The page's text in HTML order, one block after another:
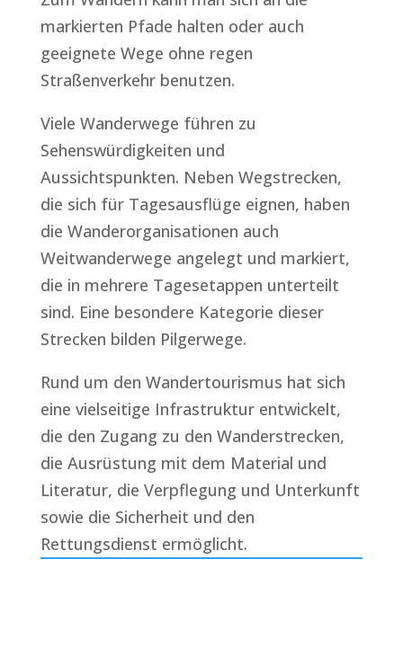
markierten Pfade halten oder auch
geeignete Wege ohne regen
Straßenverkehr benutzen.
Viele Wanderwege führen zu
Sehenswürdigkeiten und
Aussichtspunkten. Neben Wegstrecken,
die sich für Tagesausflüge eignen, haben
die Wanderorganisationen auch
Weitwanderwege angelegt und markiert,
die in mehrere Tagesetappen unterteilt
sind. Eine besondere Kategorie dieser
Strecken bilden Pilgerwege.
Rund um den Wandertourismus hat sich
eine vielseitige Infrastruktur entwickelt,
die den Zugang zu den Wanderstrecken,
die Ausrüstung mit dem Material und
Literatur, die Verpflegung und Unterkunft
sowie die Sicherheit und den
Rettungsdienst ermöglicht.